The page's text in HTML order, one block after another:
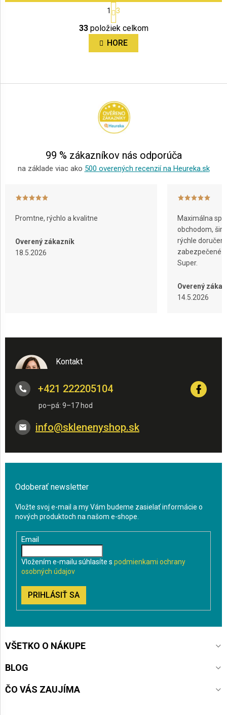
O
v
l
á
e
p
r
v
v
ý
S
t
r
á
n
k
n
e
1 3
33položiek celkom
HORE
á
99 % zákazníkov nás odporúča
na základe viac ako 500 overených recenzií na Heureka.sk
Promtne, rýchlo a kvalitne
Overený zákazník
18.5.2026
Maximálna
obchodom,
rýchle
zabezpečené
Super.
Overený
14.5.2026
Kontakt
info@sklenenyshop.sk
+421 222205104
Odoberať newsletter
Vložte svoj e-mail a my Vám budeme zasielať informácie o
nových produktoch na našom e-shope.
Email
Vložením e-mailu súhlasíte s podmienkami ochrany
osobných údajov
PRIHLÁSIŤ SA
VŠETKO O NÁKUPE
BLOG
ČO VÁS ZAUJÍMA